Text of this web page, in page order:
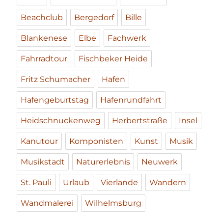
Beachclub Bergedorf Bille
Blankenese Elbe Fachwerk
Fahrradtour Fischbeker Heide
Fritz Schumacher Hafen
Hafengeburtstag Hafenrundfahrt
Heidschnuckenweg Herbertstraße Insel
Kanutour Komponisten Kunst Musik
Musikstadt Naturerlebnis Neuwerk
St. Pauli Urlaub Vierlande Wandern
Wandmalerei Wilhelmsburg